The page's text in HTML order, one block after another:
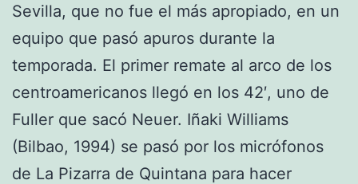
Sevilla, que no fue el más apropiado, en un
equipo que pasó apuros durante la
temporada. El primer remate al arco de los
centroamericanos llegó en los 42′, uno de
Fuller que sacó Neuer. Iñaki Williams
(Bilbao, 1994) se pasó por los micrófonos
de La Pizarra de Quintana para hacer